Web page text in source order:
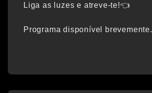
Liga as luzes e atreve-te!👈
Programa disponível brevemente.